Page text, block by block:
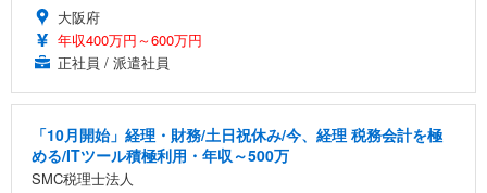
大阪府
年収400万円～600万円
正社員 / 派遣社員
「10月開始」経理・財務/土日祝休み/今、経理 税務会計を極
める/ITツール積極利用・年収～500万
SMC税理士法人